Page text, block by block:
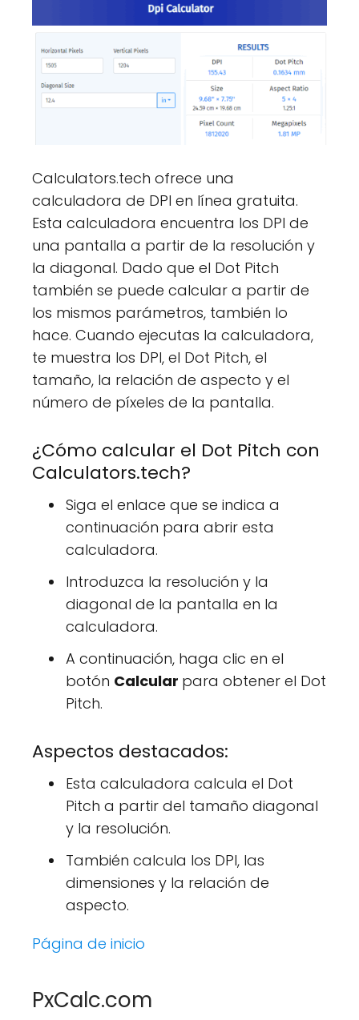
Calculators.tech ofrece una
calculadora de DPI en línea gratuita.
Esta calculadora encuentra los DPI de
una pantalla a partir de la resolución y
la diagonal. Dado que el Dot Pitch
también se puede calcular a partir de
los mismos parámetros, también lo
hace. Cuando ejecutas la calculadora,
te muestra los DPI, el Dot Pitch, el
tamaño, la relación de aspecto y el
número de píxeles de la pantalla.
¿Cómo calcular el Dot Pitch con
Calculators.tech?
Siga el enlace que se indica a
continuación para abrir esta
calculadora.
Introduzca la resolución y la
diagonal de la pantalla en la
calculadora.
A continuación, haga clic en el
botón Calcular para obtener el Dot
Pitch.
Aspectos destacados:
Esta calculadora calcula el Dot
Pitch a partir del tamaño diagonal
y la resolución.
También calcula los DPI, las
dimensiones y la relación de
aspecto.
Página de inicio
PxCalc.com